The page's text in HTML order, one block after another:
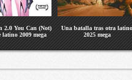
2.0 You Can (Not)
latino 2009 mega
Una batalla tras otra latino
2025 mega